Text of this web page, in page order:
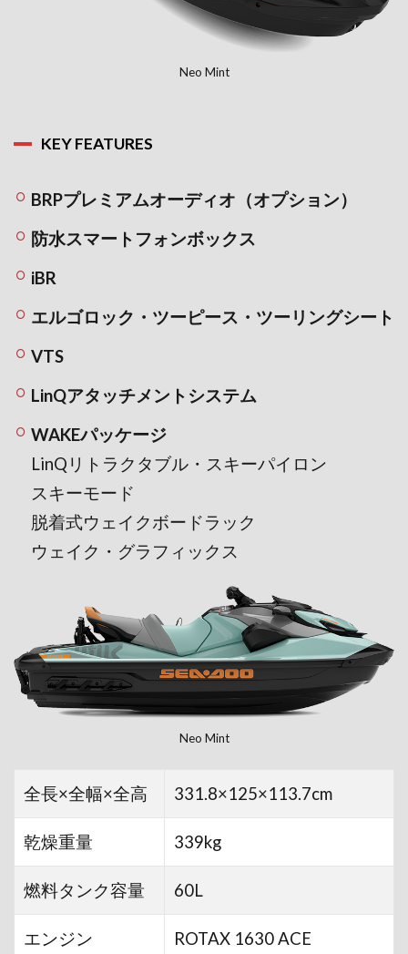
Neo Mint
KEY FEATURES
BRPプレミアムオーディオ（オプション）
防水スマートフォンボックス
iBR
エルゴロック・ツーピース・ツーリングシート
VTS
LinQアタッチメントシステム
WAKEパッケージ
LinQリトラクタブル・スキーパイロン
スキーモード
脱着式ウェイクボードラック
ウェイク・グラフィックス
Neo Mint
全長×全幅×全高 331.8×125×113.7cm
乾燥重量 339kg
燃料タンク容量 60L
エンジン ROTAX 1630 ACE